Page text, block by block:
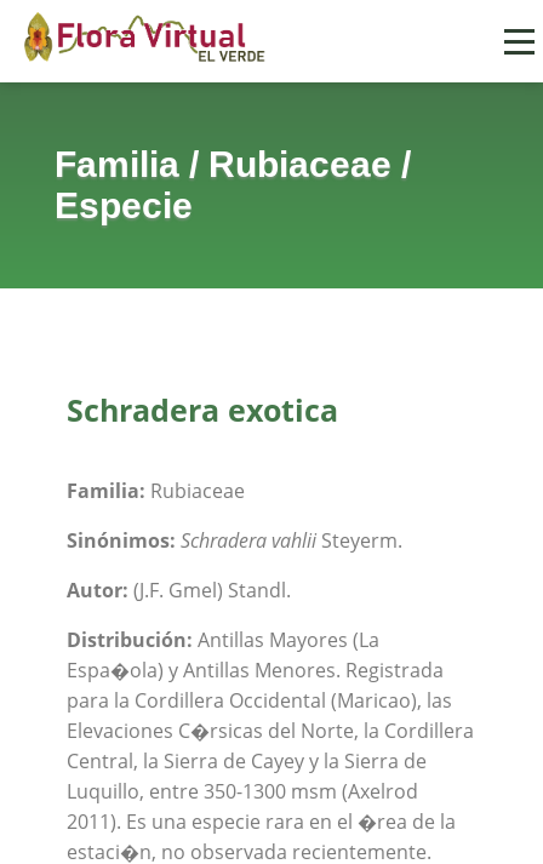
Familia/ Rubiaceae /
Especie
Schradera exotica
Familia: Rubiaceae
Sinónimos: Schradera vahliiSteyerm.
Autor: (J.F. Gmel) Standl.
Distribución: Antillas Mayores (La
Espa�ola) y Antillas Menores. Registrada
para la Cordillera Occidental (Maricao), las
Elevaciones C�rsicas del Norte, la Cordillera
Central, la Sierra de Cayey y la Sierra de
Luquillo, entre 350-1300 msm (Axelrod
2011). Es una especie rara en el �rea de la
estaci�n, no observada recientemente.